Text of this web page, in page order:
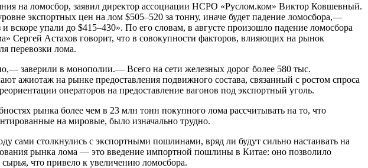
на ломосбор, заявил директор ассоциации НСРО «Руслом.ком» Виктор Ковшевный.
экспортных цен на лом $505–520 за тонну, иначе будет падение ломосбора,—
упали до $415–430». По его словам, в августе произошло падение ломосбора
Сергей Астахов говорит, что в совокупности факторов, влияющих на рынок
перевозки лома.
заверили в монополии.— Всего на сети железных дорог более 580 тыс.
ажиотаж на рынке предоставления подвижного состава, связанный с ростом спроса
операторов на предоставление вагонов под экспортный уголь.
рынка более чем в 23 млн тонн покупного лома рассчитывать на то, что
на мировые, было изначально трудно.
сами столкнулись с экспортными пошлинами, вряд ли будут сильно настаивать на
рынка лома — это введение импортной пошлины в Китае: оно позволило
что привело к увеличению ломосбора.